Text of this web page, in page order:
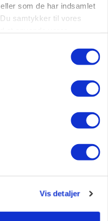
som de har indsamlet
samtykker til vores
Vis detaljer
vokser: Polsk kylling